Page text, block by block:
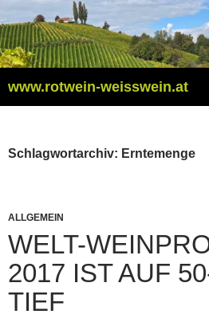
Inhalt
springen
www.rotwein-weisswein.at
Schlagwortarchiv: Erntemenge
ALLGEMEIN
WELT-
2017 IST AUF
TIEF